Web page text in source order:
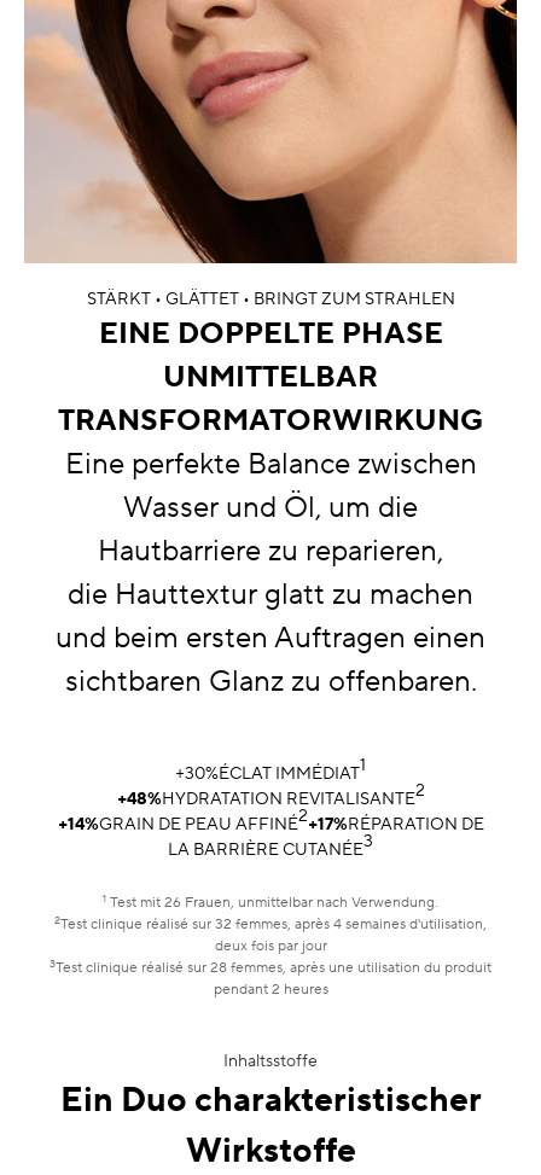
STÄRKT • GLÄTTET • BRINGT ZUM STRAHLEN
EINE DOPPELTE PHASE
UNMITTELBAR
TRANSFORMATORWIRKUNG
Eine perfekte Balance zwischen
Wasser und Öl, um die
Hautbarriere zu reparieren,
die Hauttextur glatt zu machen
und beim ersten Auftragen einen
sichtbaren Glanz zu offenbaren.
+30%ÉCLAT IMMÉDIAT1
+48%HYDRATATION REVITALISANTE2
+14%GRAIN DE PEAU AFFINÉ2+17%RÉPARATION DE
LA BARRIÈRE CUTANÉE3
1 Test mit 26 Frauen, unmittelbar nach Verwendung.
2Test clinique réalisé sur 32 femmes, après 4 semaines d'utilisation,
deux fois par jour
3Test clinique réalisé sur 28 femmes, après une utilisation du produit
pendant 2 heures
Inhaltsstoffe
Ein Duo charakteristischer
Wirkstoffe